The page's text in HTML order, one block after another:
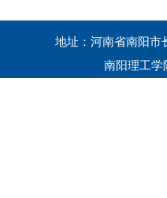
地址：河南省南阳市
南阳理工学